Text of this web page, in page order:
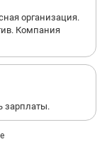
организация.
Компания
зарплаты.